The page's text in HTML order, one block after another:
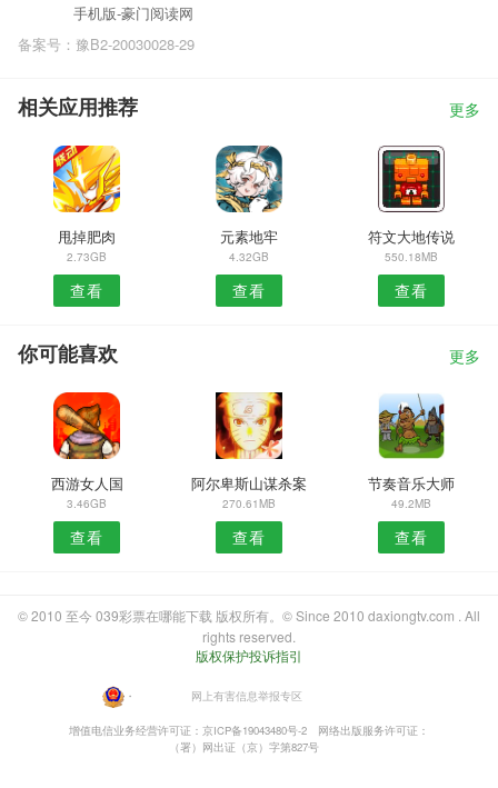
手机版-豪门阅读网
备案号：豫B2-20030028-29
相关应用推荐 更多
甩掉肥肉
2.73GB
查看
元素地牢
4.32GB
查看
符文大地传说
550.18MB
查看
你可能喜欢 更多
西游女人国
3.46GB
查看
阿尔卑斯山谋杀案
270.61MB
查看
节奏音乐大师
49.2MB
查看
© 2010 至今 039彩票在哪能下载 版权所有。© Since 2010 daxiongtv.com . All
rights reserved.
版权保护投诉指引
・ 网上有害信息举报专区
增值电信业务经营许可证：京ICP备19043480号-2
网络出版服务许可证：
（署）网出证（京）字第827号